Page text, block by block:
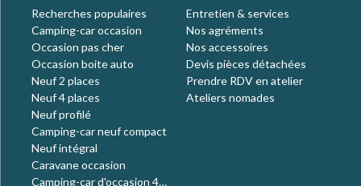
Recherches populaires
Camping-car occasion
Occasion pas cher
Occasion boite auto
Neuf 2 places
Neuf 4 places
Neuf profilé
Camping-car neuf compact
Neuf intégral
Caravane occasion
Camping-car d'occasion 4
Entretien & services
Nos agréments
Nos accessoires
Devis pièces détachées
Prendre RDV en atelier
Ateliers nomades